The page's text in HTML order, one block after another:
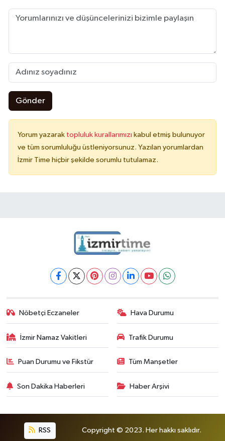
Gönder
Yorum yazarak topluluk kurallarımızı kabul etmiş bulunuyor
ve tüm sorumluluğu üstleniyorsunuz. Yazılan yorumlardan
İzmir Time hiçbir şekilde sorumlu tutulamaz.
Nöbetçi Eczaneler Hava Durumu
İzmir Namaz Vakitleri Trafik Durumu
Puan Durumu ve Fikstür Tüm Manşetler
Son Dakika Haberleri Haber Arşivi
RSS Copyright © 2023. Her hakkı saklıdır.